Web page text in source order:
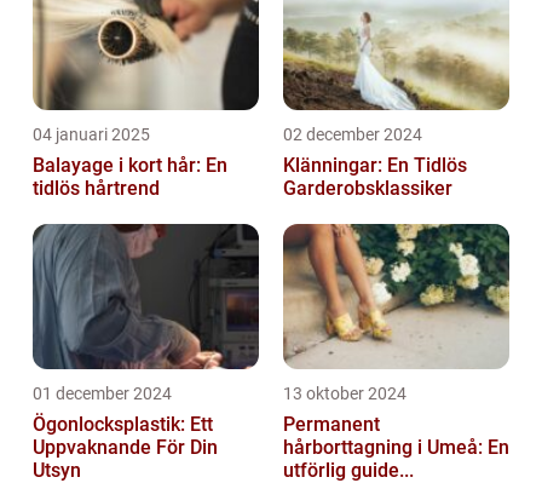
04 januari 2025
Balayage i kort hår: En
tidlös hårtrend
02 december 2024
Klänningar: En Tidlös
Garderobsklassiker
01 december 2024
Ögonlocksplastik: Ett
Uppvaknande För Din
Utsyn
13 oktober 2024
Permanent
hårborttagning i Umeå: En
utförlig guide...